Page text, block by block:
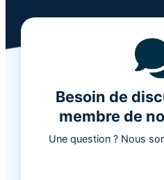
Besoin de
membre de
Une question ? Nous